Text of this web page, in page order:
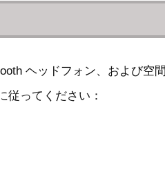
ヘッドフォン、および空
従ってください：